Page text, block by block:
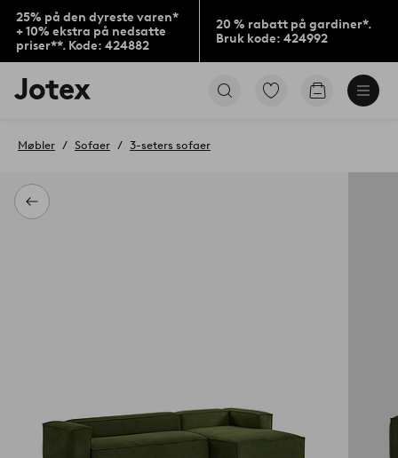
25% på den dyreste varen*
+ 10% ekstra på nedsatte
priser**. Kode: 424882
20 % rabatt på gardiner*.
Bruk kode: 424992
Jotex’
logo
til
Gå
Gå
Tilbake
Møbler Sofaer 3-seters sofaer